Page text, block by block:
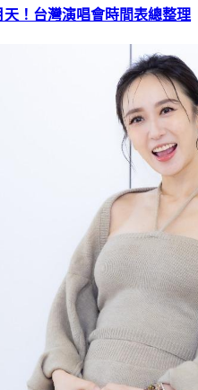
！台灣演唱會時間表總整理